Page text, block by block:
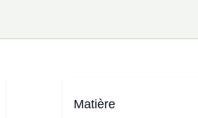
Matière